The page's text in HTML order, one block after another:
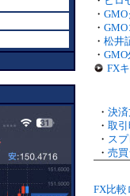
・
・ GMO
・ 松井
・
FX
・ 決
・ 取引
・ ス
・ 売
FX比較